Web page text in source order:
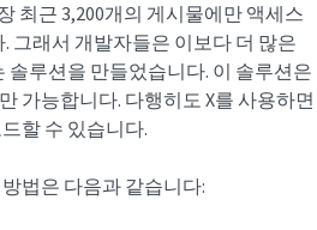
최근 3,200개의 게시물에만 액세스
그래서 개발자들은 이보다 더 많은
솔루션을 만들었습니다. 이 솔루션은
가능합니다. 다행히도 X를 사용하면
할 수 있습니다.
법은 다음과 같습니다: